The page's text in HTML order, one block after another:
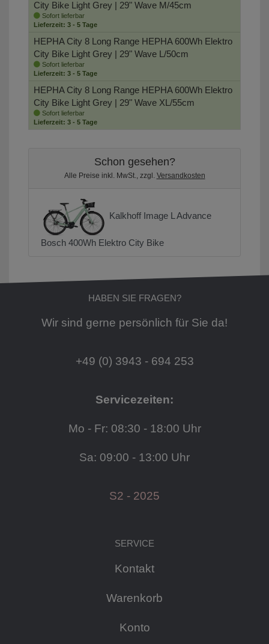
City Bike Light Grey | 29" Wave M/45cm
Sofort lieferbar
Lieferzeit: 3 - 5 Tage
HEPHA City 8 Long Range HEPHA 600Wh Elektro
City Bike Light Grey | 29" Wave L/50cm
Sofort lieferbar
Lieferzeit: 3 - 5 Tage
HEPHA City 8 Long Range HEPHA 600Wh Elektro
City Bike Light Grey | 29" Wave XL/55cm
Sofort lieferbar
Lieferzeit: 3 - 5 Tage
Schon gesehen?
Alle Preise inkl. MwSt., zzgl. Versandkosten
Kalkhoff Image L Advance
Bosch 400Wh Elektro City Bike
HABEN SIE FRAGEN?
Wir sind gerne persönlich für Sie da!
+49 (0) 3943 - 694 253
Servicezeiten:
Mo - Fr: 08:30 - 18:00 Uhr
Sa: 09:00 - 13:00 Uhr
S2 - 2025
SERVICE
Kontakt
Warenkorb
Konto